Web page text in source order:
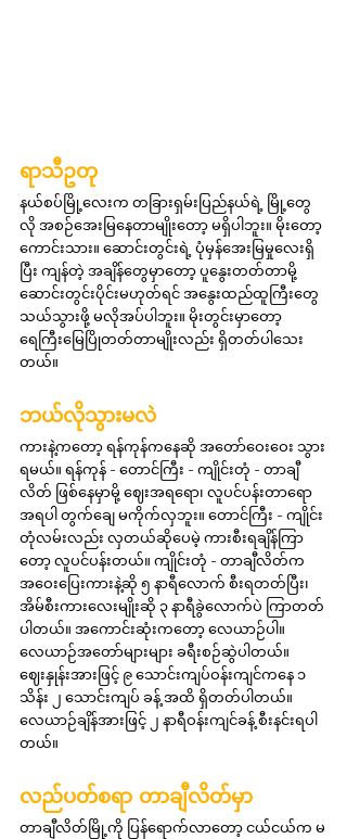
ရာသီဥတု
နယ်စပ်မြို့လေးက တခြားရှမ်းပြည်နယ်ရဲ့ မြို့တွေ
လို အစဉ်အေးမြနေတာမျိုးတော့ မရှိပါဘူး။ မိုးတော့
ကောင်းသား။ ဆောင်းတွင်းရဲ့ ပုံမှန်အေးမြမှုလေးရှိ
ပြီး ကျန်တဲ့ အချိန်တွေမှာတော့ ပူနွေးတတ်တာမို့
ဆောင်းတွင်းပိုင်းမဟုတ်ရင် အနွေးထည်ထူကြီးတွေ
သယ်သွားဖို့ မလိုအပ်ပါဘူး။ မိုးတွင်းမှာတော့
ရေကြီးမြေပြိုတတ်တာမျိုးလည်း ရှိတတ်ပါသေး
တယ်။
ဘယ်လိုသွားမလဲ
ကားနဲ့ကတော့ ရန်ကုန်ကနေဆို အတော်ဝေးဝေး သွား
ရမယ်။ ရန်ကုန် - တောင်ကြီး - ကျိုင်းတုံ - တာချီ
လိတ် ဖြစ်နေမှာမို့ ဈေးအရရော၊ လူပင်ပန်းတာရော
အရပါ တွက်ချေ မကိုက်လှဘူး။ တောင်ကြီး - ကျိုင်း
တုံလမ်းလည်း လှတယ်ဆိုပေမဲ့ ကားစီးရချိန်ကြာ
တော့ လူပင်ပန်းတယ်။ ကျိုင်းတုံ - တာချီလိတ်က
အဝေးပြေးကားနဲ့ဆို ၅ နာရီလောက် စီးရတတ်ပြီး၊
အိမ်စီးကားလေးမျိုးဆို ၃ နာရီခွဲလောက်ပဲ ကြာတတ်
ပါတယ်။ အကောင်းဆုံးကတော့ လေယာဉ်ပါ။
လေယာဉ်အတော်များများ ခရီးစဉ်ဆွဲပါတယ်။
ဈေးနှုန်းအားဖြင့် ၉ သောင်းကျပ်ဝန်းကျင်ကနေ ၁
သိန်း ၂ သောင်းကျပ် ခန့် အထိ ရှိတတ်ပါတယ်။
လေယာဉ်ချိန်အားဖြင့် ၂ နာရီဝန်းကျင်ခန့် စီးနင်းရပါ
တယ်။
လည်ပတ်စရာ တာချီလိတ်မှာ
တာချီလိတ်မြို့ကို ပြန်ရောက်လာတော့ ငယ်ငယ်က မ